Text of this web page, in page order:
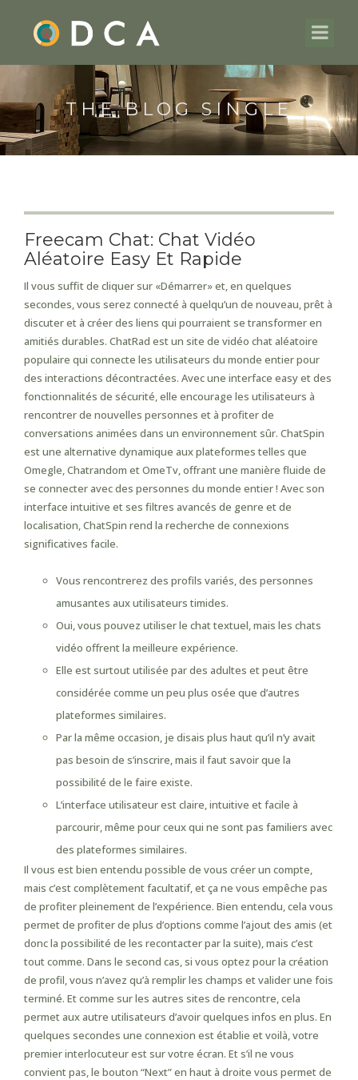
THE BLOG SINGLE
Freecam Chat: Chat Vidéo
Aléatoire Easy Et Rapide
Il vous suffit de cliquer sur «Démarrer» et, en quelques
secondes, vous serez connecté à quelqu’un de nouveau, prêt à
discuter et à créer des liens qui pourraient se transformer en
amitiés durables. ChatRad est un site de vidéo chat aléatoire
populaire qui connecte les utilisateurs du monde entier pour
des interactions décontractées. Avec une interface easy et des
fonctionnalités de sécurité, elle encourage les utilisateurs à
rencontrer de nouvelles personnes et à profiter de
conversations animées dans un environnement sûr. ChatSpin
est une alternative dynamique aux plateformes telles que
Omegle, Chatrandom et OmeTv, offrant une manière fluide de
se connecter avec des personnes du monde entier ! Avec son
interface intuitive et ses filtres avancés de genre et de
localisation, ChatSpin rend la recherche de connexions
significatives facile.
Vous rencontrerez des profils variés, des personnes
amusantes aux utilisateurs timides.
Oui, vous pouvez utiliser le chat textuel, mais les chats
vidéo offrent la meilleure expérience.
Elle est surtout utilisée par des adultes et peut être
considérée comme un peu plus osée que d’autres
plateformes similaires.
Par la même occasion, je disais plus haut qu’il n’y avait
pas besoin de s’inscrire, mais il faut savoir que la
possibilité de le faire existe.
L’interface utilisateur est claire, intuitive et facile à
parcourir, même pour ceux qui ne sont pas familiers avec
des plateformes similaires.
Il vous est bien entendu possible de vous créer un compte,
mais c’est complètement facultatif, et ça ne vous empêche pas
de profiter pleinement de l’expérience. Bien entendu, cela vous
permet de profiter de plus d’options comme l’ajout des amis (et
donc la possibilité de les recontacter par la suite), mais c’est
tout comme. Dans le second cas, si vous optez pour la création
de profil, vous n’avez qu’à remplir les champs et valider une fois
terminé. Et comme sur les autres sites de rencontre, cela
permet aux autre utilisateurs d’avoir quelques infos en plus. En
quelques secondes une connexion est établie et voilà, votre
premier interlocuteur est sur votre écran. Et s’il ne vous
convient pas, le bouton “Next” en haut à droite vous permet de